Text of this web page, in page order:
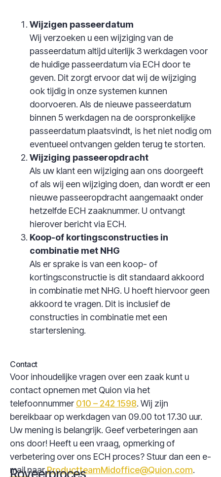
Wijzigen passeerdatum
Wij verzoeken u een wijziging van de
passeerdatum altijd uiterlijk 3 werkdagen voor
de huidige passeerdatum via ECH door te
geven. Dit zorgt ervoor dat wij de wijziging
ook tijdig in onze systemen kunnen
doorvoeren. Als de nieuwe passeerdatum
binnen 5 werkdagen na de oorspronkelijke
passeerdatum plaatsvindt, is het niet nodig om
eventueel ontvangen gelden terug te storten.
Wijziging passeeropdracht
Als uw klant een wijziging aan ons doorgeeft
of als wij een wijziging doen, dan wordt er een
nieuwe passeeropdracht aangemaakt onder
hetzelfde ECH zaaknummer. U ontvangt
hierover bericht via ECH.
Koop-of kortingsconstructies in
combinatie met NHG
Als er sprake is van een koop- of
kortingsconstructie is dit standaard akkoord
in combinatie met NHG. U hoeft hiervoor geen
akkoord te vragen. Dit is inclusief de
constructies in combinatie met een
starterslening.
Contact
Voor inhoudelijke vragen over een zaak kunt u
contact opnemen met Quion via het
telefoonnummer 010 – 242 1598. Wij zijn
bereikbaar op werkdagen van 09.00 tot 17.30 uur.
Uw mening is belangrijk. Geef verbeteringen aan
ons door! Heeft u een vraag, opmerking of
verbetering over ons ECH proces? Stuur dan een e-
mail naarProductteamMidoffice@Quion.com.
Royeerproces